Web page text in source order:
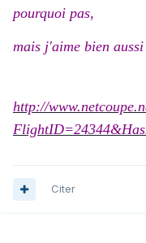
pourquoi pas,
mais j'aime bien
http://
Citer